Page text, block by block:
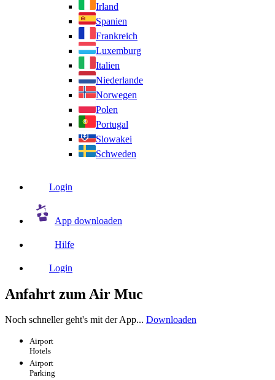
Irland
Spanien
Frankreich
Luxemburg
Italien
Niederlande
Norwegen
Polen
Portugal
Slowakei
Schweden
Login
App downloaden
Hilfe
Login
Anfahrt zum Air Muc
Noch schneller geht's mit der App... Downloaden
Airport
Hotels
Airport
Parking